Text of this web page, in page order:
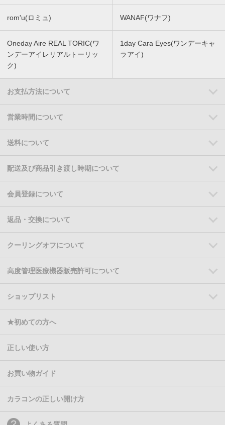
rom'u(ロミュ) WANAF(ワナフ)
Oneday Aire REAL TORIC(ワ
ンデーアイレリアルトーリッ
ク)
1day Cara Eyes(ワンデーキャ
ラアイ)
お支払方法について
営業時間について
送料について
配送及び商品引き渡し時期について
会員登録について
返品・交換について
クーリングオフについて
高度管理医療機器販売許可について
ショップリスト
★初めての方へ
正しい使い方
お買い物ガイド
カラコンの正しい開け方